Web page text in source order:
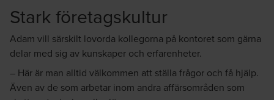
Stark företagskultur
Adam vill särskilt lovorda kollegorna på kontoret som gärna
delar med sig av kunskaper och erfarenheter.
– Här är man alltid välkommen att ställa frågor och få hjälp.
Även av de som arbetar inom andra affärsområden som